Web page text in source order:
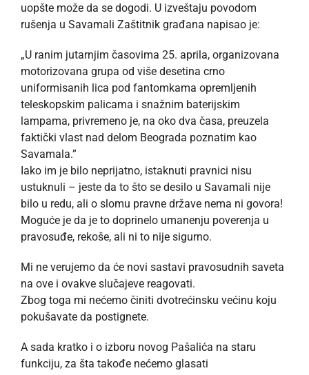
uopšte može da se dogodi. U izveštaju povodom
rušenja u Savamali Zaštitnik građana napisao je:
„U ranim jutarnjim časovima 25. aprila, organizovana
motorizovana grupa od više desetina crno
uniformisanih lica pod fantomkama opremljenih
teleskopskim palicama i snažnim baterijskim
lampama, privremeno je, na oko dva časa, preuzela
faktički vlast nad delom Beograda poznatim kao
Savamala.”
Iako im je bilo neprijatno, istaknuti pravnici nisu
ustuknuli – jeste da to što se desilo u Savamali nije
bilo u redu, ali o slomu pravne države nema ni govora!
Moguće je da je to doprinelo umanenju poverenja u
pravosuđe, rekoše, ali ni to nije sigurno.
Mi ne verujemo da će novi sastavi pravosudnih saveta
na ove i ovakve slučajeve reagovati.
Zbog toga mi nećemo činiti dvotrećinsku većinu koju
pokušavate da postignete.
A sada kratko i o izboru novog Pašalića na staru
funkciju, za šta takođe nećemo glasati